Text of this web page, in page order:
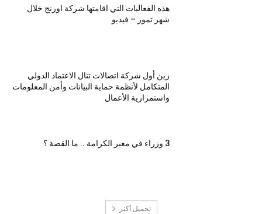
هذه الفعاليات التي اقامتها شركة اورنج خلال
شهر تموز – فيديو
زين أول شركة اتصالات تنال الاعتماد الدولي
المتكامل لأنظمة حماية البيانات وأمن المعلومات
واستمرارية الأعمال
3 وزراء في معبر الكرامة .. ما القصة ؟
تحميل أكثر